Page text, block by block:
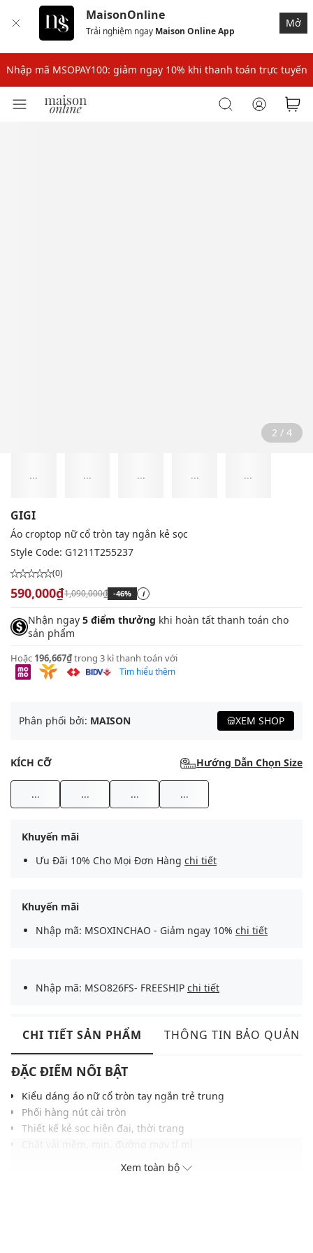
MaisonOnline
Trải nghiệm ngay Maison Online App
Mở
Nhập mã: MSOXINCHAO - Giảm 10% đơn đầu cho thành viên mới!
Nhập mã MSOPAY100: giảm ngay 10% khi thanh toán trực tuyến
Nhập mã: MSOXINCHAO - Giảm 10% đơn đầu cho thành viên mới!
2 / 4
... ... ... ... ...
GIGI
Áo croptop nữ cổ tròn tay ngắn kẻ sọc
Style Code: G1211T255237
(0)
590,000₫1,090,000₫ -46% i
Nhận ngay 5 điểm thưởng khi hoàn tất thanh toán cho
sản phẩm
Hoặc 196,667₫trong 3 kì thanh toán với
Tìm hiểu thêm
Phân phối bởi: MAISON XEM SHOP
KÍCH CỠ Hướng Dẫn Chọn Size
... ... ... ...
Khuyến mãi
Ưu Đãi 10% Cho Mọi Đơn Hàng chi tiết
Khuyến mãi
Nhập mã: MSOXINCHAO - Giảm ngay 10% chi tiết
Nhập mã: MSO826FS- FREESHIP chi tiết
CHI TIẾT SẢN PHẨM THÔNG TIN BẢO QUẢN
ĐẶC ĐIỂM NỔI BẬT
Kiểu dáng áo nữ cổ tròn tay ngắn trẻ trung
Phối hàng nút cài tròn
Thiết kế kẻ sọc hiện đại, thời trang
Gam màu hiện đại dễ dàng phối với nhiều trang phục và
Xem toàn bộ